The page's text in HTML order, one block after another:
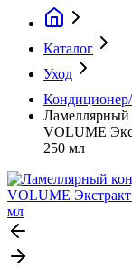
Каталог
Уход
Кондиционер/
VOLUME
250 мл